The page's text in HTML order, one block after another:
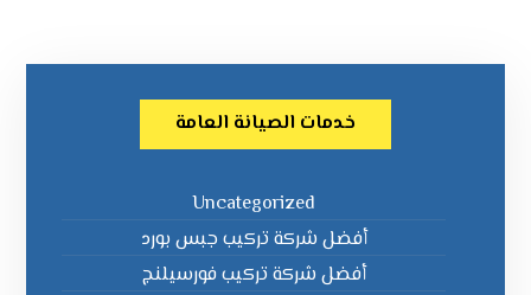
خدمات الصيانة العامة
Uncategorized
أفضل شركة تركيب جبس بورد
أفضل شركة تركيب فورسيلنج